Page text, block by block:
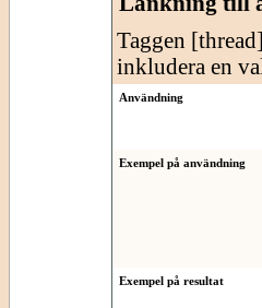
Taggen
inkludera en
Användning
Exempel på användning
Exempel på resultat